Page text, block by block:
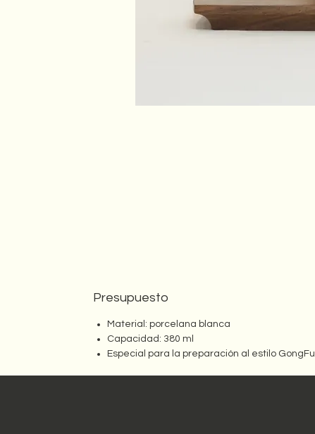
Presupuesto
Material: porcelana blanca
Capacidad: 380 ml
Especial para la preparación al estilo GongFu